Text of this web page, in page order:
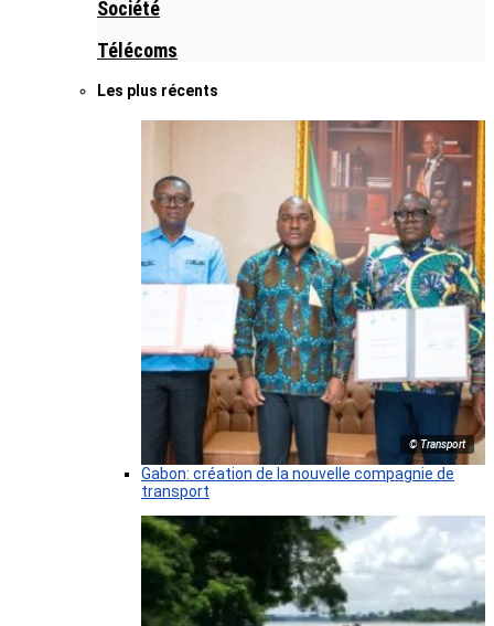
Société
Télécoms
Les plus récents
© Transport
Gabon: création de la nouvelle compagnie de
transport